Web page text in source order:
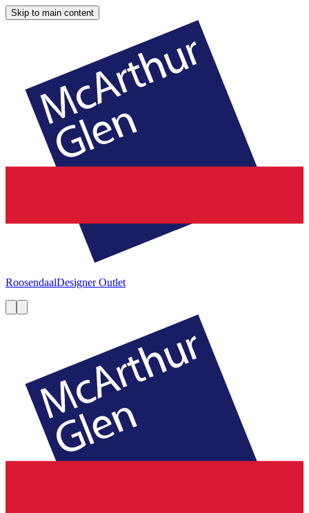
Skip to main content
RoosendaalDesigner Outlet